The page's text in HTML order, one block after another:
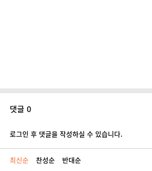
댓글 0
로그인 후 댓글을 작성하실 수 있습니다.
최신순 찬성순 반대순